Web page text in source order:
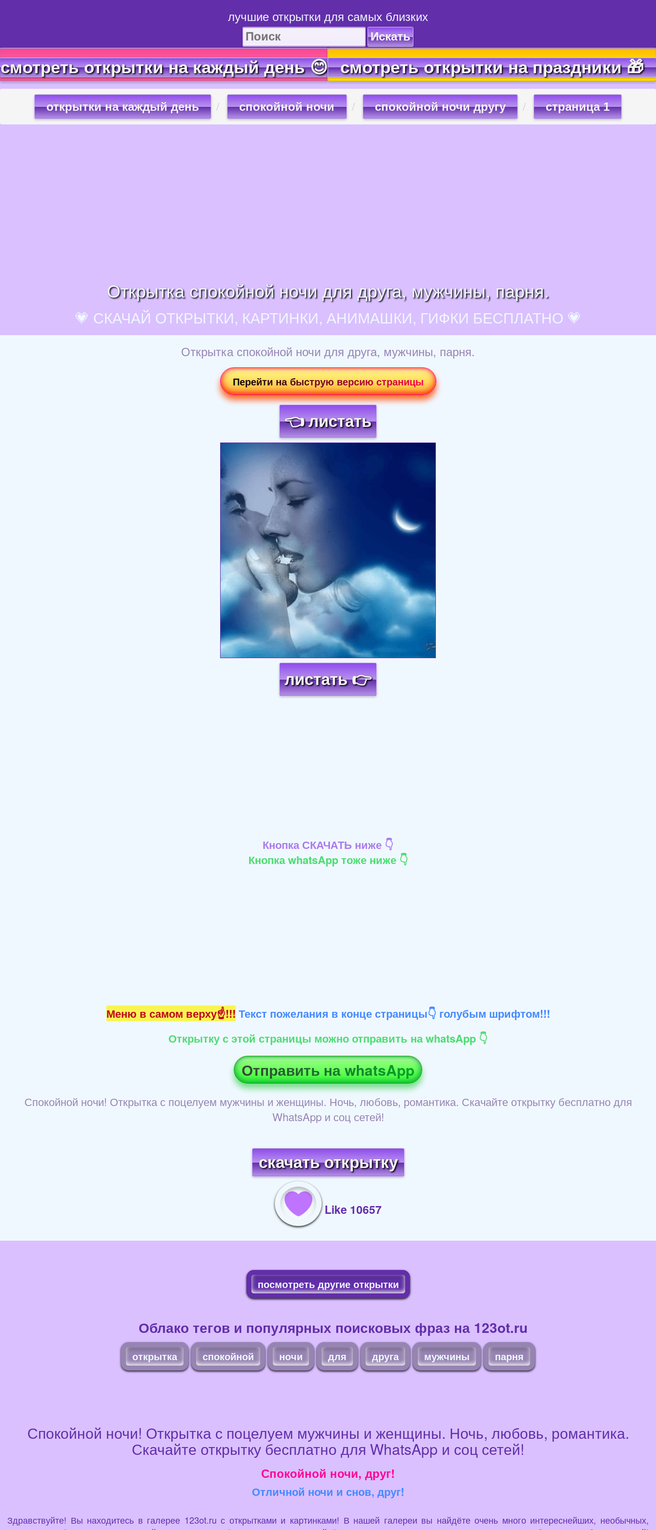
лучшие открытки для самых близких
Искать
смотреть открытки на каждый день 😊 смотреть открытки на праздники 🎁
открытки на каждый день спокойной ночи спокойной ночи другу страница 1
Открытка спокойной ночи для друга, мужчины, парня.
💗 СКАЧАЙ ОТКРЫТКИ, КАРТИНКИ, АНИМАШКИ, ГИФКИ БЕСПЛАТНО 💗
Открытка спокойной ночи для друга, мужчины, парня.
Перейти на быструю версию страницы
👈 листать
Загрузка картинки...
листать 👉
Кнопка СКАЧАТЬ ниже 👇
Кнопка whatsApp тоже ниже 👇
Меню в самом верху☝!!! Текст пожелания в конце страницы👇 голубым шрифтом!!!
Открытку с этой страницы можно отправить на whatsApp 👇
Отправить на whatsApp
Спокойной ночи! Открытка с поцелуем мужчины и женщины. Ночь, любовь, романтика. Скачайте открытку бесплатно для
WhatsApp и соц сетей!
скачать открытку
Like 10657
посмотреть другие открытки
Облако тегов и популярных поисковых фраз на 123ot.ru
открытка спокойной ночи для друга мужчины парня
Спокойной ночи! Открытка с поцелуем мужчины и женщины. Ночь, любовь, романтика.
Скачайте открытку бесплатно для WhatsApp и соц сетей!
Спокойной ночи, друг!
Отличной ночи и снов, друг!
Здравствуйте! Вы находитесь в галерее 123ot.ru с открытками и картинками! В нашей галереи вы найдёте очень много интереснейших, необычных,